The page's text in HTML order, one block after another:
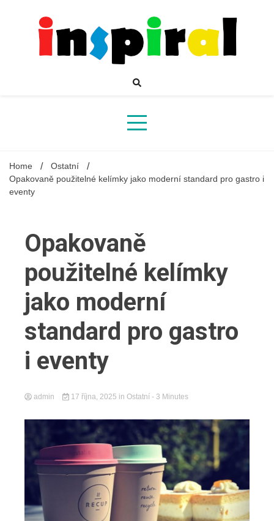
Inspiral
Inspirující mahazín plný novinek a zajímavostí
Home
Ostatní
Opakovaně použitelné kelímky jako moderní standard pro gastro i
eventy
Opakovaně
použitelné kelímky
jako moderní
standard pro gastro
i eventy
admin 17 října, 2025 in Ostatní - 3 Minutes